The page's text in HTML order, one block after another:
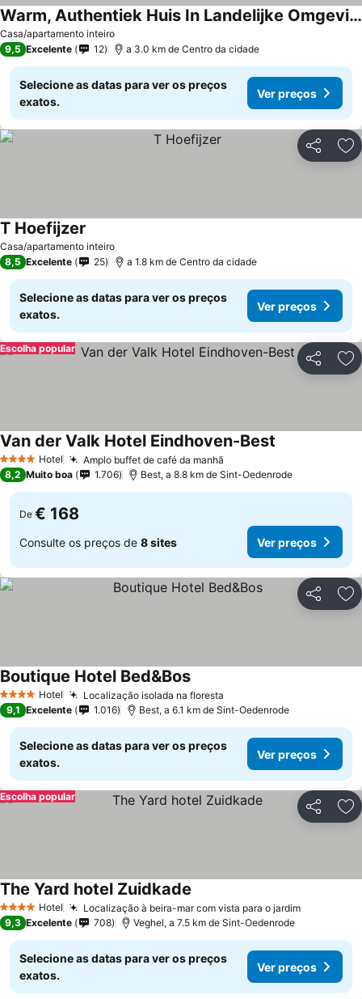
Casa/apartamento inteiro
Warm, Authentiek Huis In Landelijke Omgeving
9,5 Excelente 12 a 3.0 km de Centro da cidade
Selecione as datas para ver os preços
exatos.
Ver preços
Partilhar
Casa/apartamento inteiro
T Hoefijzer
8,5 Excelente 25 a 1.8 km de Centro da cidade
Selecione as datas para ver os preços
exatos.
Ver preços
Partilhar
Escolha popular
4 EstrelasHotel Amplo buffet de café da manhã
Van der Valk Hotel Eindhoven-Best
8,2 Muito boa 1.706 Best, a 8.8 km de Sint-Oedenrode
De € 168
Consulte os preços de 8 sites Ver preços
Partilhar
4 EstrelasHotel Localização isolada na floresta
Boutique Hotel Bed&Bos
9,1 Excelente 1.016 Best, a 6.1 km de Sint-Oedenrode
Selecione as datas para ver os preços
exatos.
Ver preços
Partilhar
Escolha popular
4 EstrelasHotel Localização à beira-mar com vista para o jardim
The Yard hotel Zuidkade
9,3 Excelente 708 Veghel, a 7.5 km de Sint-Oedenrode
Selecione as datas para ver os preços
exatos.
Ver preços